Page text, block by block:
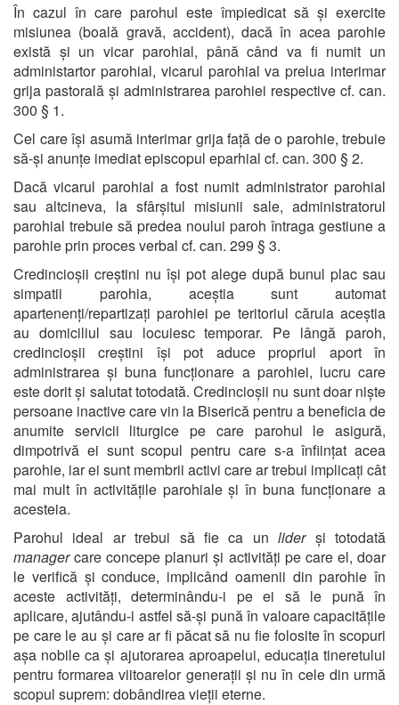
În cazul în care parohul este împiedicat să și exercite
misiunea (boală gravă, accident), dacă în acea parohie
există și un vicar parohial, până când va fi numit un
administartor parohial, vicarul parohial va prelua interimar
grija pastorală și administrarea parohiei respective cf. can.
300 § 1.
Cel care își asumă interimar grija față de o parohie, trebuie
să-și anunțe imediat episcopul eparhial cf. can. 300 § 2.
Dacă vicarul parohial a fost numit administrator parohial
sau altcineva, la sfârșitul misiunii sale, administratorul
parohial trebuie să predea noului paroh întraga gestiune a
parohie prin proces verbal cf. can. 299 § 3.
Credincioșii creștini nu își pot alege după bunul plac sau
simpatii parohia, aceștia sunt automat
apartenenți/repartizați parohiei pe teritoriul căruia aceștia
au domiciliul sau locuiesc temporar. Pe lângă paroh,
credincioșii creștini își pot aduce propriul aport în
administrarea și buna funcționare a parohiei, lucru care
este dorit și salutat totodată. Credincioșii nu sunt doar niște
persoane inactive care vin la Biserică pentru a beneficia de
anumite servicii liturgice pe care parohul le asigură,
dimpotrivă ei sunt scopul pentru care s-a înființat acea
parohie, iar ei sunt membrii activi care ar trebui implicați cât
mai mult în activitățile parohiale și în buna funcționare a
acesteia.
Parohul ideal ar trebui să fie ca un liderși totodată
managercare concepe planuri și activități pe care el, doar
le verifică și conduce, implicând oamenii din parohie în
aceste activități, determinându-i pe ei să le pună în
aplicare, ajutându-i astfel să-și pună în valoare capacitățile
pe care le au și care ar fi păcat să nu fie folosite în scopuri
așa nobile ca și ajutorarea aproapelui, educația tineretului
pentru formarea viitoarelor generații și nu în cele din urmă
scopul suprem: dobândirea vieții eterne.